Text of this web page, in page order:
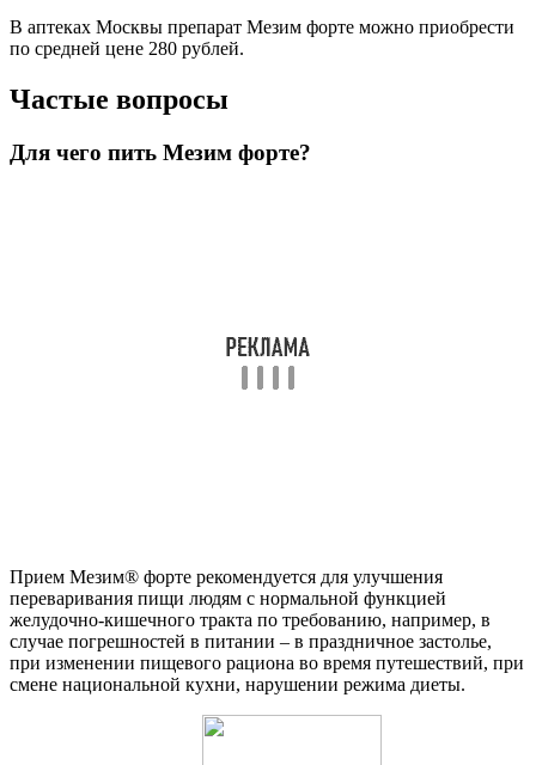
В аптеках Москвы препарат Мезим форте можно приобрести
по средней цене 280 рублей.
Частые вопросы
Для чего пить Мезим форте?
Прием Мезим® форте рекомендуется для улучшения
переваривания пищи людям с нормальной функцией
желудочно-кишечного тракта по требованию, например, в
случае погрешностей в питании – в праздничное застолье,
при изменении пищевого рациона во время путешествий, при
смене национальной кухни, нарушении режима диеты.